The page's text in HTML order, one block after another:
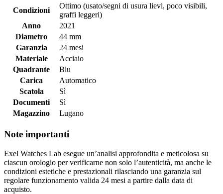
Condizioni
Ottimo (usato/segni di usura lievi, poco visibili,
graffi leggeri)
Anno
2021
Diametro
44 mm
Garanzia
24 mesi
Materiale
Acciaio
Quadrante
Blu
Carica
Automatico
Scatola
Sì
Documenti
Sì
Magazzino
Lugano
Note importanti
Exel Watches Lab esegue un’analisi approfondita e meticolosa su
ciascun orologio per verificarne non solo l’autenticità, ma anche le
condizioni estetiche e prestazionali rilasciando una garanzia sul
regolare funzionamento valida 24 mesi a partire dalla data di
acquisto.